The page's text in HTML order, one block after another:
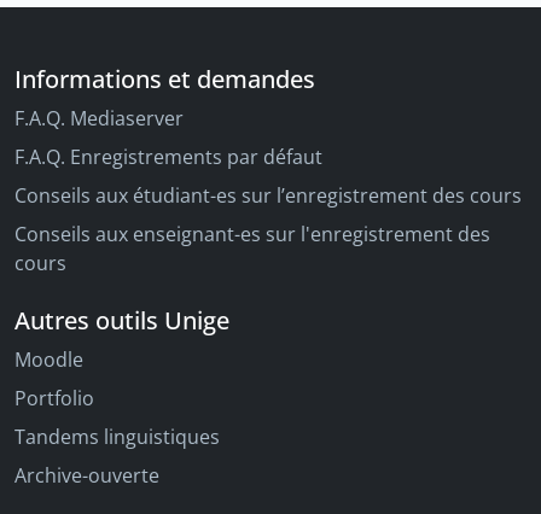
Informations et demandes
F.A.Q. Mediaserver
F.A.Q. Enregistrements par défaut
Conseils aux étudiant-es sur l’enregistrement des cours
Conseils aux enseignant-es sur l'enregistrement des
cours
Autres outils Unige
Moodle
Portfolio
Tandems linguistiques
Archive-ouverte